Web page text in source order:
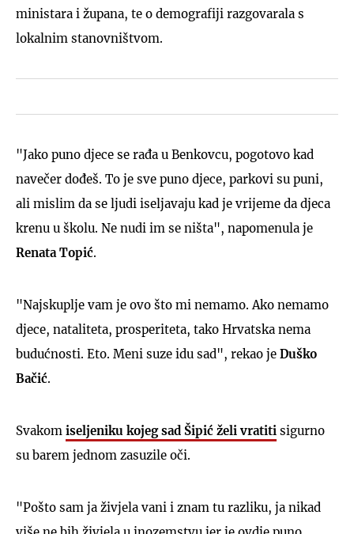
ministara i župana, te o demografiji razgovarala s
lokalnim stanovništvom.
"Jako puno djece se rađa u Benkovcu, pogotovo kad
navečer dođeš. To je sve puno djece, parkovi su puni,
ali mislim da se ljudi iseljavaju kad je vrijeme da djeca
krenu u školu. Ne nudi im se ništa", napomenula je
Renata Topić.
"Najskuplje vam je ovo što mi nemamo. Ako nemamo
djece, nataliteta, prosperiteta, tako Hrvatska nema
budućnosti. Eto. Meni suze idu sad", rekao je Duško
Bačić.
Svakom iseljeniku kojeg sad Šipić želi vratiti sigurno
su barem jednom zasuzile oči.
"Pošto sam ja živjela vani i znam tu razliku, ja nikad